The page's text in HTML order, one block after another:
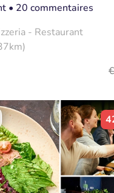
• 20 commentaires
- Restaurant